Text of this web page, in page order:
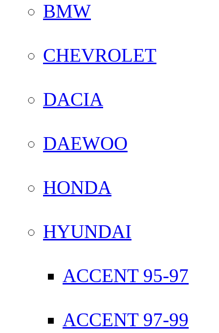
BMW
CHEVROLET
DACIA
DAEWOO
HONDA
HYUNDAI
ACCENT 95-97
ACCENT 97-99